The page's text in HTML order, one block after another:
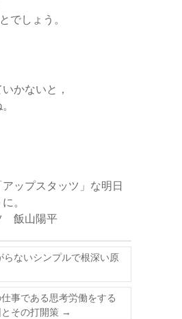
でしょう。
かないと，
ップスタッツ」な明日
。
飯山陽平
らないシンプルで根深い原
事である思考労働をする
その打開策 →